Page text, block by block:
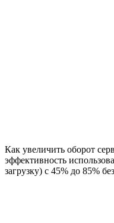
Как увеличить оборот
эффективность
загрузку) с 45% до 85%